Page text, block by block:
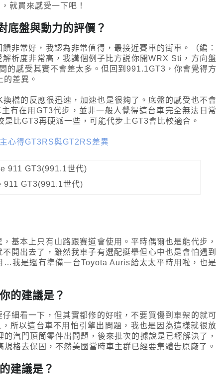
就買來感受一下吧！
底盤與動力的評價？
非常好，我認為非常值得，最接近賽車的街車。（編：
析度非常高，我講個例子比方説你開WRX Sti，方向盤
的感受其實不會差太多。但回到991.1GT3，你會覺得方
差異。
檔的反應很迅速，加速也是很夠了。底盤的感受也不會
有在用GT3代步，並非一般人覺得這台車完全無法日常
比GT3再硬派一些，可能代步上GT3會比較適合。
心得GT3RS與GT2RS差異
911 GT3(991.1世代)
基本上只有山路跟賽道會使用。平時偶爾也是能代步，
開出去了，雖然我車子有選配挺舉但心中也是會怕遇到
我是還有準備一台Toyota Auris給太太平時用啦，也是
的建議是？
細看一下，但其實都修的好啦，不要買傷到車架的就可
所以這台車不用怕引擎出問題，我也是因為這樣就很放
汽門頂筒零件出問題，後來批次的據說是已經解決了，
格去保固，不然美國當時車主群已經要集體吿原廠了。
建議是？